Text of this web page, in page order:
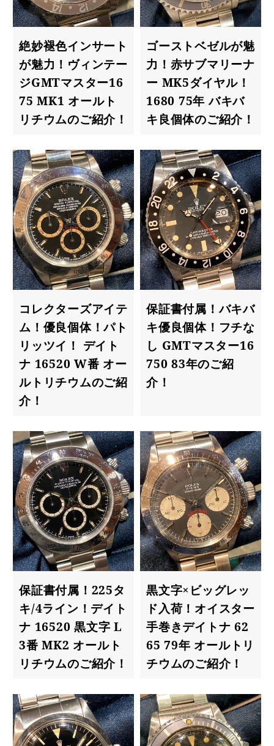
絶妙褪色インサート
が魅力！ヴィンテー
ジGMTマスター16
75 MK1 オールト
リチウムのご紹介！
ゴーストベゼルが魅
力！赤サブマリーナ
ー MK5ダイヤル！
1680 75年 バキバ
キ良個体のご紹介！
コレクターズアイテ
ム！優良個体！パト
リッツイ！ デイト
ナ 16520 W番 オー
ルトリチウムのご紹
介！
保証書付属！バキバ
キ優良個体！フチな
し GMTマスター16
750 83年のご紹
介！
保証書付属！225タ
キ/4ライン！デイト
ナ 16520 黒文字 L
3番 MK2 オールト
リチウムのご紹介！
黒文字×ビッグレッ
ド入荷！オイスター
手巻きデイトナ 62
65 79年 オールトリ
チウムのご紹介！